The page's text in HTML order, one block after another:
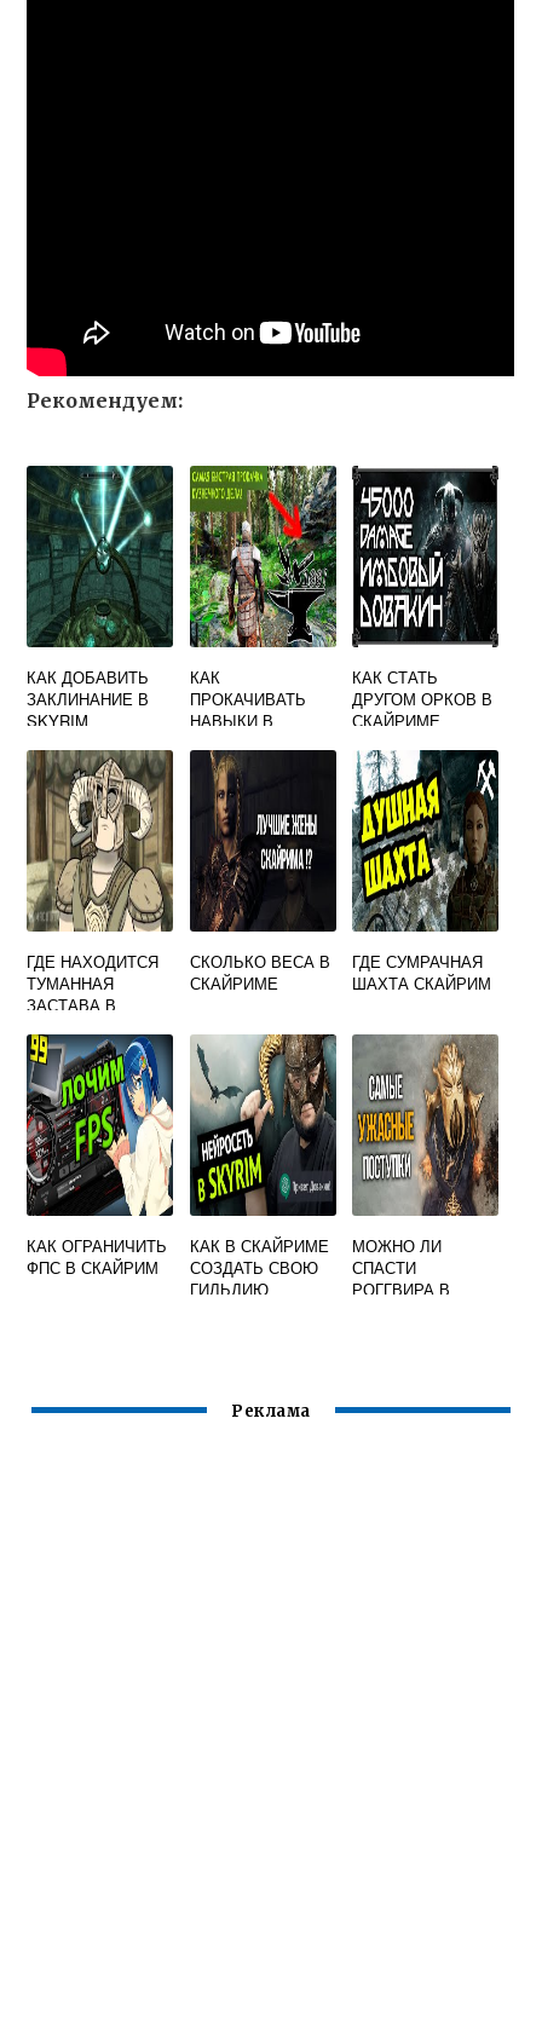
Рекомендуем:
КАК ДОБАВИТЬ
ЗАКЛИНАНИЕ В
SKYRIM
КАК
ПРОКАЧИВАТЬ
НАВЫКИ В
КАК СТАТЬ
ДРУГОМ ОРКОВ В
СКАЙРИМЕ
ГДЕ НАХОДИТСЯ
ТУМАННАЯ
ЗАСТАВА В
СКОЛЬКО ВЕСА В
СКАЙРИМЕ
ГДЕ СУМРАЧНАЯ
ШАХТА СКАЙРИМ
КАК ОГРАНИЧИТЬ
ФПС В СКАЙРИМ
КАК В СКАЙРИМЕ
СОЗДАТЬ СВОЮ
ГИЛЬДИЮ
МОЖНО ЛИ
СПАСТИ
РОГГВИРА В
Реклама